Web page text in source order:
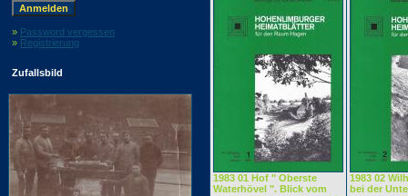
» Password vergessen
» Registrierung
Zufallsbild
1983 01 Hof " Oberste
Waterhövel ". Blick vom
1983 02
bei der